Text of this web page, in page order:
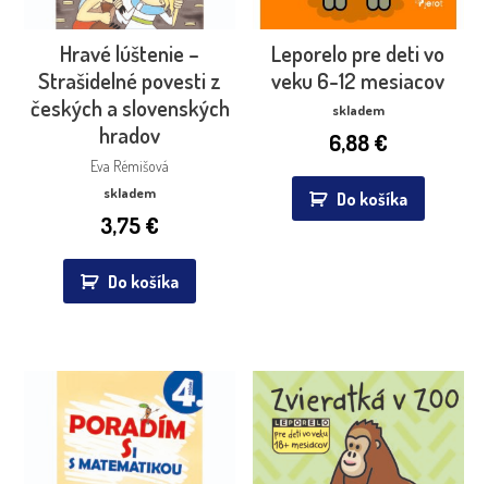
Hravé lúštenie –
Strašidelné povesti z
českých a slovenských
hradov
Eva Rémišová
skladem
3,75€
Do košíka
Leporelo pre deti vo
veku 6-12 mesiacov
skladem
6,88€
Do košíka